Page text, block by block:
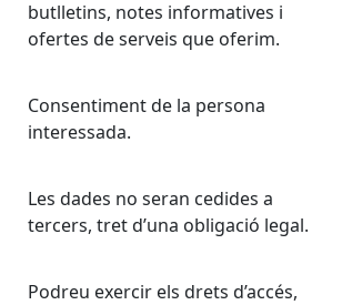
butlletins, notes informatives i
ofertes de serveis que oferim.
Consentiment de la persona
interessada.
Les dades no seran cedides a
tercers, tret d’una obligació legal.
Podreu exercir els drets d’accés,